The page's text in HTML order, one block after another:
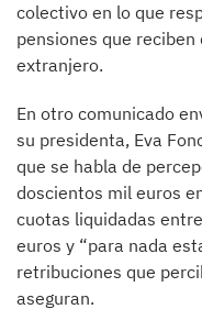
colectivo en lo que
pensiones que reciben
extranjero.
En otro comunicado
su presidenta, Eva
que se habla de
doscientos mil euros
cuotas liquidadas
euros y “para nada
retribuciones que
aseguran.